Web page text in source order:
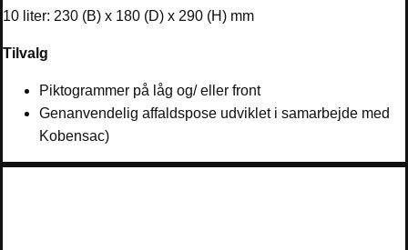
10 liter: 230 (B) x 180 (D) x 290 (H) mm
Tilvalg
Piktogrammer på låg og/ eller front
Genanvendelig affaldspose udviklet i samarbejde med
Kobensac)